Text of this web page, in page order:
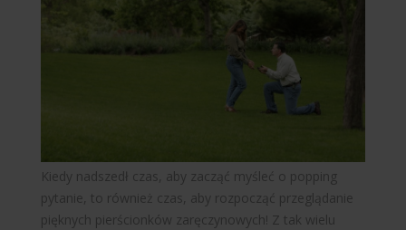
Kiedy nadszedł czas, aby zacząć myśleć o popping
pytanie, to również czas, aby rozpocząć przeglądanie
pięknych pierścionków zaręczynowych! Z tak wielu